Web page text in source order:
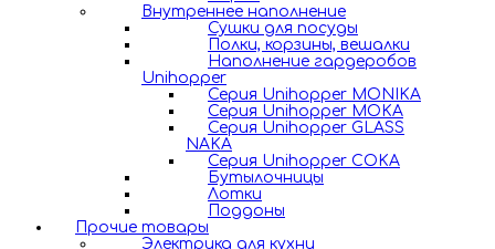
Внутреннее наполнение
Сушки для посуды
Полки, корзины, вешалки
Наполнение гардеробов
Unihopper
Серия Unihopper MONIKA
Серия Unihopper MOKA
Серия Unihopper GLASS
NAKA
Серия Unihopper COKA
Бутылочницы
Лотки
Поддоны
Прочие товары
Электрика для кухни